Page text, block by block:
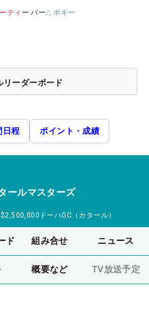
ティ ー パー ボギー
リーダーボード
日程 ポイント・成績
ールマスターズ
$2,500,000 ドーハGC（カタール）
ド 組み合せ ニュース
概要など TV放送予定